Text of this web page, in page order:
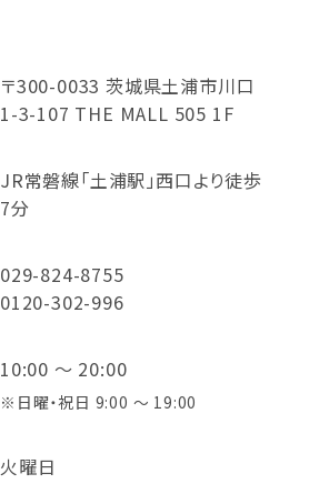
〒300-0033 茨城県土浦市川口
1-3-107 THE MALL 505 1F
JR常磐線「土浦駅」西口より徒歩
7分
029-824-8755
0120-302-996
10:00 ～ 20:00
※日曜・祝日 9:00 ～ 19:00
火曜日